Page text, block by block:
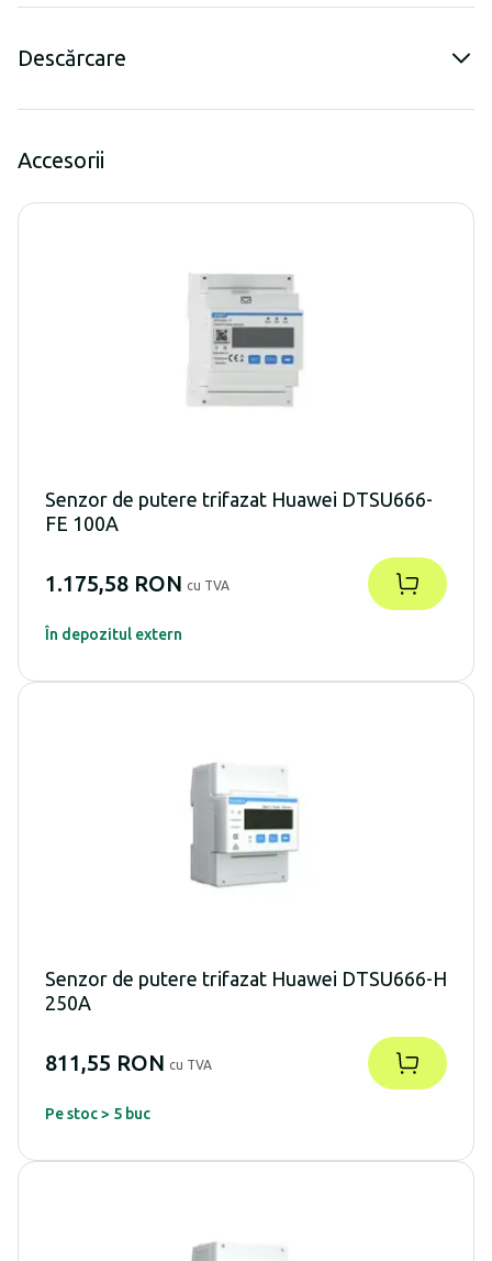
Descărcare
Accesorii
Senzor de putere trifazat Huawei DTSU666-
FE 100A
1.175,58 RON cu TVA
În depozitul extern
Senzor de putere trifazat Huawei DTSU666-H
250A
811,55 RON cu TVA
Pe stoc > 5 buc